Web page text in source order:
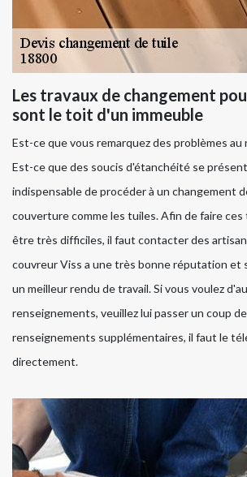
Les travaux de changement
sont le toit d'un immeuble
Est-ce que vous remarquez des problèmes au
Est-ce que des soucis d'étanchéité se
indispensable de procéder à un changement
couverture comme les tuiles. Afin de faire
être très difficiles, il faut contacter des
couvreur Viss a une très bonne réputation et
un meilleur rendu de travail. Si vous voulez
renseignements, veuillez lui passer un coup
renseignements supplémentaires, il faut le
directement.